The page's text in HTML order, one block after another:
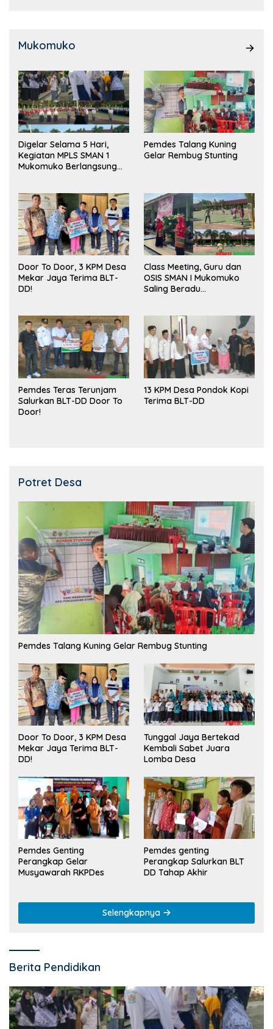
Mukomuko
Digelar Selama 5 Hari,
Kegiatan MPLS SMAN 1
Mukomuko Berlangsung
Pemdes Talang Kuning
Gelar Rembug Stunting
Door To Door, 3 KPM Desa
Mekar Jaya Terima BLT-
DD!
Class Meeting, Guru dan
OSIS SMAN I Mukomuko
Saling Beradu
Pemdes Teras Terunjam
Salurkan BLT-DD Door To
Door!
13 KPM Desa Pondok Kopi
Terima BLT-DD
Potret Desa
Pemdes Talang Kuning Gelar Rembug Stunting
Door To Door, 3 KPM Desa
Mekar Jaya Terima BLT-
DD!
Tunggal Jaya Bertekad
Kembali Sabet Juara
Lomba Desa
Pemdes Genting
Perangkap Gelar
Musyawarah RKPDes
Pemdes genting
Perangkap Salurkan BLT
DD Tahap Akhir
Selengkapnya
Berita Pendidikan